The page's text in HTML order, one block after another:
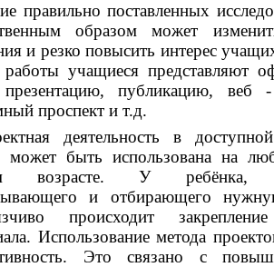
правильно поставленных
образом может
и резко повысить интерес
учащиеся представляют
публикацию, веб -
проспект и т.д.
деятельность в
может быть использована на
возрасте. У ребёнка,
и отбирающего
происходит
Использование метода
Это связано с